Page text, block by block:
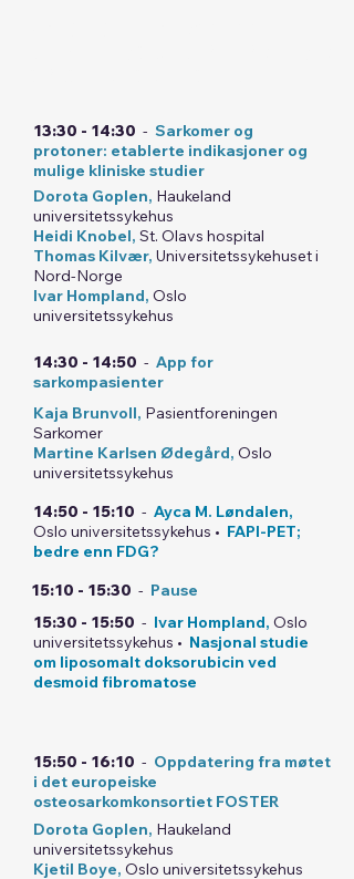
13:30 - 14:30 - Sarkomer og
protoner: etablerte indikasjoner og
mulige kliniske studier
Dorota Goplen, Haukeland
universitetssykehus
Heidi Knobel, St. Olavs hospital
Thomas Kilvær, Universitetssykehuset i
Nord-Norge
Ivar Hompland, Oslo
universitetssykehus
14:30 - 14:50 - App for
sarkompasienter
Kaja Brunvoll, Pasientforeningen
Sarkomer
Martine Karlsen Ødegård, Oslo
universitetssykehus
14:50 - 15:10 - Ayca M. Løndalen,
Oslo universitetssykehus • FAPI-PET;
bedre enn FDG?
15:10 - 15:30 - Pause
15:30 - 15:50 - Ivar Hompland, Oslo
universitetssykehus • Nasjonal studie
om liposomalt doksorubicin ved
desmoid fibromatose
Dorota Goplen, Haukeland
universitetssykehus
Kjetil Boye, Oslo universitetssykehus
15:50 - 16:10 - Oppdatering fra møtet
i det europeiske
osteosarkomkonsortiet FOSTER